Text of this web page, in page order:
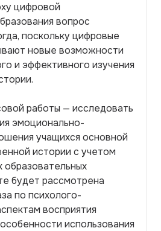
цифровой
вопрос
поскольку цифровые
новые возможности
и эффективного изучения
работы — исследовать
эмоционально-
учащихся основной
истории с учетом
образовательных
будет рассмотрена
по психолого-
восприятия
использования